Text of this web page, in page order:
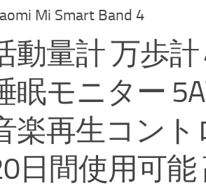
Mi Smart Band 4
動量計 万歩
眠モニター
楽再生コント
日間使用可